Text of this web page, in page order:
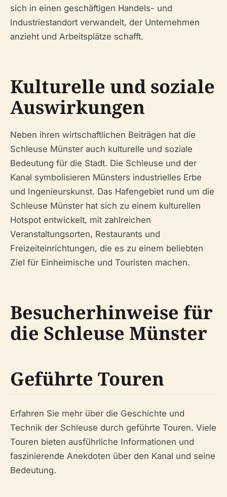
sich in einen geschäftigen Handels- und
Industriestandort verwandelt, der Unternehmen
anzieht und Arbeitsplätze schafft.
Kulturelle und soziale
Auswirkungen
Neben ihren wirtschaftlichen Beiträgen hat die
Schleuse Münster auch kulturelle und soziale
Bedeutung für die Stadt. Die Schleuse und der
Kanal symbolisieren Münsters industrielles Erbe
und Ingenieurskunst. Das Hafengebiet rund um die
Schleuse Münster hat sich zu einem kulturellen
Hotspot entwickelt, mit zahlreichen
Veranstaltungsorten, Restaurants und
Freizeiteinrichtungen, die es zu einem beliebten
Ziel für Einheimische und Touristen machen.
Besucherhinweise für
die Schleuse Münster
Geführte Touren
Erfahren Sie mehr über die Geschichte und
Technik der Schleuse durch geführte Touren. Viele
Touren bieten ausführliche Informationen und
faszinierende Anekdoten über den Kanal und seine
Bedeutung.